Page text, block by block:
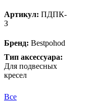
Артикул: ПДПК-
З
Бренд: Bestpohod
Тип аксессуара:
Для подвесных
кресел
Все